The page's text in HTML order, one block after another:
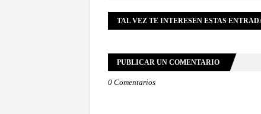
TAL VEZ TE INTERESEN ESTAS
PUBLICAR UN COMENTARIO
0 Comentarios